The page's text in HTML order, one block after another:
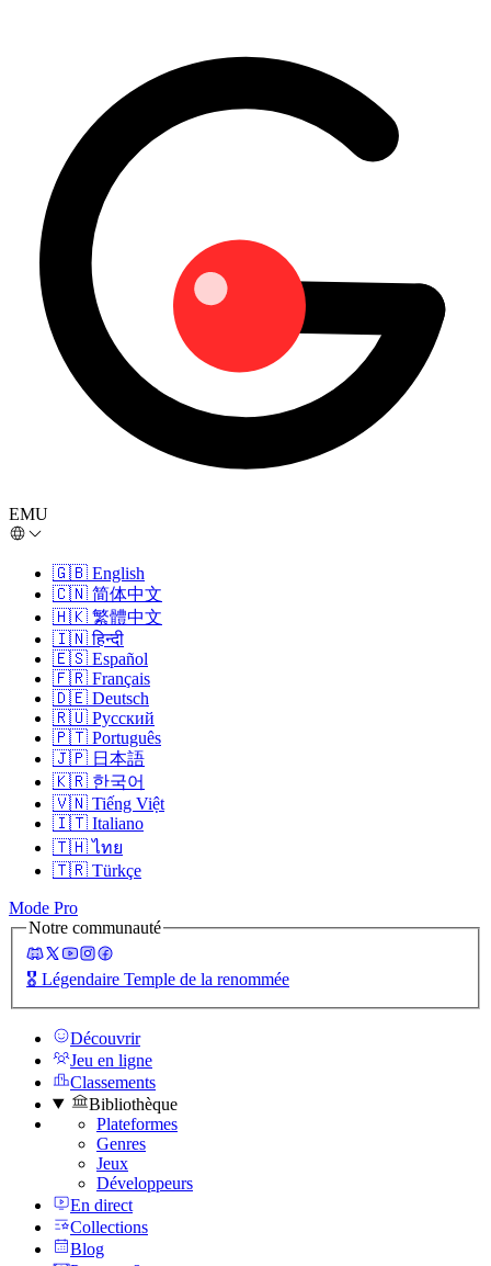
EMU
🇬🇧 English
🇨🇳 简体中文
🇭🇰 繁體中文
🇮🇳 हिन्दी
🇪🇸 Español
🇫🇷 Français
🇩🇪 Deutsch
🇷🇺 Русский
🇵🇹 Português
🇯🇵 日本語
🇰🇷 한국어
🇻🇳 Tiếng Việt
🇮🇹 Italiano
🇹🇭 ไทย
🇹🇷 Türkçe
Mode Pro
Notre communauté
🎖️ Légendaire Temple de la renommée
Découvrir
Jeu en ligne
Classements
Bibliothèque
Plateformes
Genres
Jeux
Développeurs
En direct
Collections
Blog